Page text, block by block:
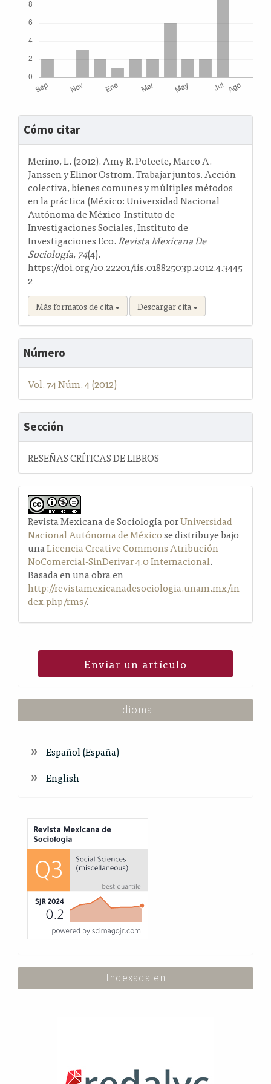
Detalles
del
artículo
Cómo citar
Merino, L. (2012). Amy R. Poteete, Marco A.
Janssen y Elinor Ostrom. Trabajar juntos. Acción
colectiva, bienes comunes y múltiples métodos
en la práctica (México: Universidad Nacional
Autónoma de México-Instituto de
Investigaciones Sociales, Instituto de
Investigaciones Eco.Revista Mexicana De
Sociología, 74(4).
https://doi.org/10.22201/iis.01882503p.2012.4.3445
2
Más formatos de cita Descargar cita
Número
Vol. 74 Núm. 4 (2012)
Sección
RESEÑAS CRÍTICAS DE LIBROS
Revista Mexicana de Sociología porUniversidad
Nacional Autónoma de Méxicose distribuye bajo
unaLicencia Creative Commons Atribución-
NoComercial-SinDerivar 4.0 Internacional.
Basada en una obra en
http://revistamexicanadesociologia.unam.mx/in
dex.php/rms/.
Enviar un artículo
Idioma
Español (España)
English
Index
Indexada en